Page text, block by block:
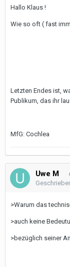
Hallo Klaus !
Wie so oft ( fast
Letzten Endes ist,
Publikum, das ihr
MfG: Cochlea
Uwe M
>Warum das
>auch keine
>bezüglich seiner